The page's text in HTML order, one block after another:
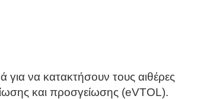
να κατακτήσουν τους αιθέρες
και προσγείωσης (eVTOL).